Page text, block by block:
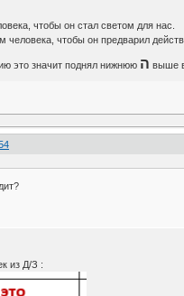
чтобы он стал светом для нас.
человека, чтобы он предварил
это значит поднял нижнюю ה выше
из Д/З :